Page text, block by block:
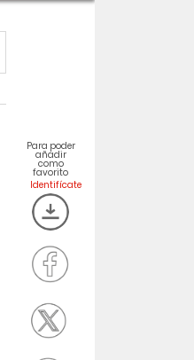
Para poder
añadir
como
favorito